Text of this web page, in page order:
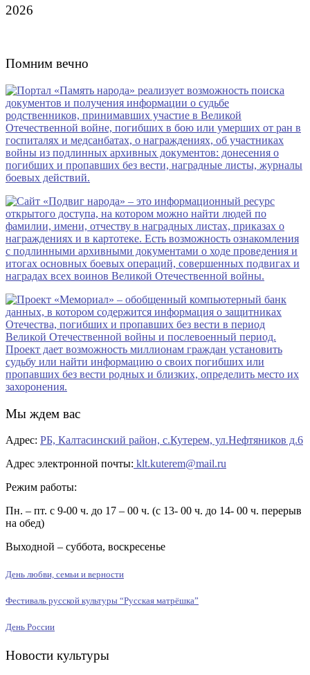
2026
Помним вечно
Мы ждем вас
Адрес: РБ, Калтасинский район, с.Кутерем, ул.Нефтяников д.6
Адрес электронной почты: klt.kuterem@mail.ru
Режим работы:
Пн. – пт. с 9-00 ч. до 17 – 00 ч. (с 13- 00 ч. до 14- 00 ч. перерыв
на обед)
Выходной – суббота, воскресенье
День любви, семьи и верности
Фестиваль русской культуры “Русская матрёшка”
День России
Новости культуры